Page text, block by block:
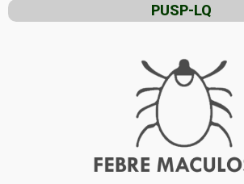
PUSP-LQ